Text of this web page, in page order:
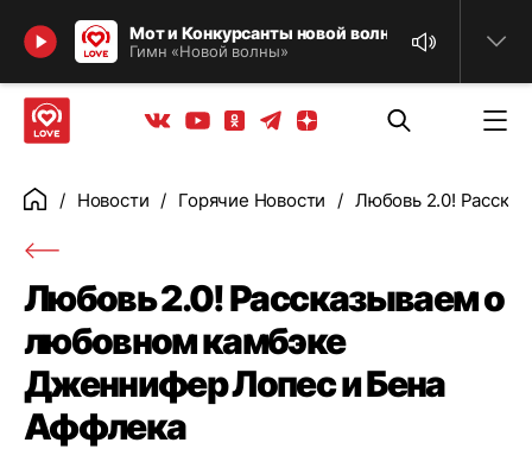
Мот и Конкурсанты новой волны IOWA
Гимн «Новой волны»
Найти
Вконтакте
YoutubeОдноклассники
ТелеграмЯндекс дзен
ГлавнаяНовости Горячие Новости Любовь 2.0!
Любовь 2.0! Рассказываем о
любовном камбэке
Дженнифер Лопес и Бена
Аффлека